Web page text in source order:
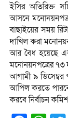
ইসির অতিরিক্ত
আসনে
বাছাইয়ের সময়
দাখিল করা
আর বৈধ হয়েছে
মনোনয়নপত্রের
আগামী ৯ ডিসেম্বর
আপিল করতে
করবে নির্বাচন